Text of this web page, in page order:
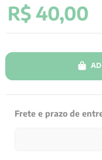
R$ 40,00
Frete e prazo de